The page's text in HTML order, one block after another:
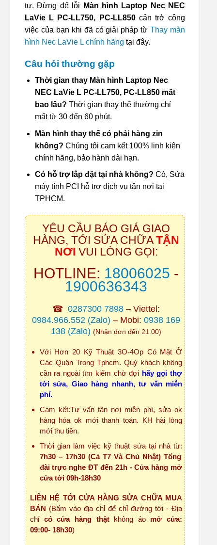
tự. Đừng để lỗi
Màn hình Laptop Nec NEC
LaVie L PC-LL750, PC-LL850cản trở công
việc của bạn khi đã có giải pháp từThay màn
hình Nec LaVie L chính hãng tại đây.
Câu hỏi thường gặp
Thời gian thay Màn hình Laptop Nec
NEC LaVie L PC-LL750, PC-LL850 mất
bao lâu? Thời gian thay thế thường chỉ
mất từ 30 đến 60 phút.
Màn hình thay thế có phải hàng zin
không? Chúng tôi cam kết 100% linh kiện
chính hãng, bảo hành dài hạn.
Có hỗ trợ lắp đặt tại nhà không? Có, Sửa
máy tính PCI hỗ trợ dịch vụ tận nơi tại
TPHCM.
YÊU CẦU BÁO GIÁ GIAO
HÀNG, TỚI SỬA CHỮATẬN
NƠI VUI LÒNG GỌI:
HOTLINE: 18006025 -
1900636343
☎ 0287300 7898 – Viettel:
0984.966.552 (Zalo) – Mobi: 0938 169
138 (Zalo) (Nhận đơn đến 21:00)
Với Hơn 20 Kỹ Thuật 3O-4Op Có Mặt Ở
Các Quận Trong Tphcm. Quý khách không
cần ra ngoài tìm kiếm chờ đợi hãy gọi thợ
tới sửa, Giao hàng nhanh, tư vấn miễn
phí.
Cam kết:Tư vấn tận nơi miễn phí, sửa ok
hàng hóa ok mới thanh toán. KH hài lòng
mới thu tiền.
Thời gian làm việc kỹ thuật sửa tại nhà từ:
7h30 – 17h30 (Cả T7 Và Chủ Nhật) Tổng
đài trực nghe ĐT đến 21h - Cửa hàng mở
cửa tới 09h-18h30
LIÊN HỆ TỚI CỬA HÀNG SỬA CHỮA MUA
BÁN (Bấm vào địa chỉ để chỉ đường tới - Địa
chỉ có cửa hàng thậtkhông ảo mở cửa:
09:00- 18h30)